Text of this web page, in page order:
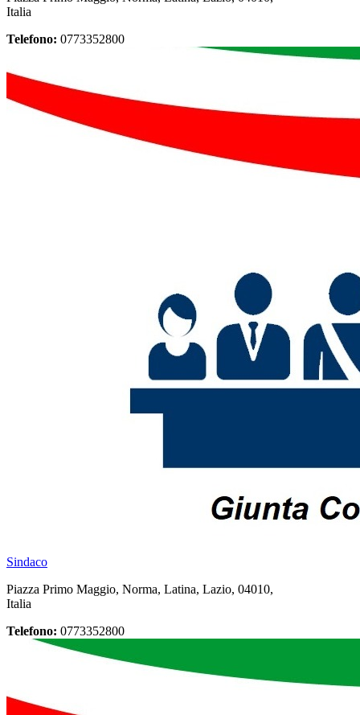
Italia
Telefono: 0773352800
Sindaco
Piazza Primo Maggio, Norma, Latina, Lazio, 04010,
Italia
Telefono: 0773352800